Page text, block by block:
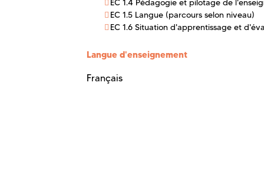
EC 1.4 Pédagogie et pilotage de
EC 1.5 Langue (parcours selon niveau)
EC 1.6 Situation d'apprentissage et
Langue d'enseignement
Français